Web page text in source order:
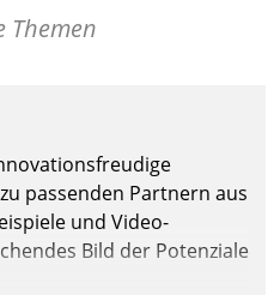
Themen
passenden Partnern aus
und Video-
Bild der Potenziale